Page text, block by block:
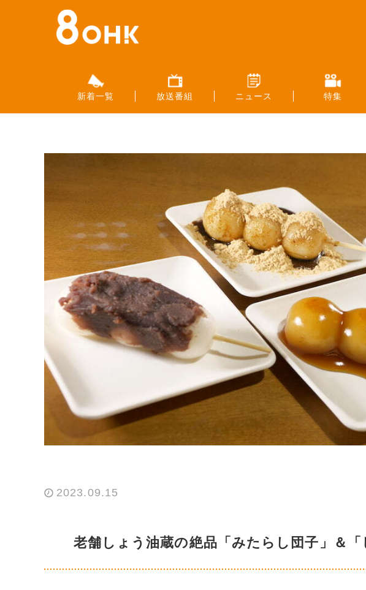
新着一覧 放送番組 ニュース 特集
2023.09.15
老舗しょう油蔵の絶品「みたらし団子」＆「